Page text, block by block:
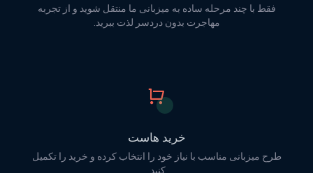
فقط با چند مرحله ساده به میزبانی ما منتقل شوید و از تجربه
مهاجرت بدون دردسر لذت ببرید.
خرید هاست
طرح میزبانی مناسب با نیاز خود را انتخاب کرده و خرید را تکمیل